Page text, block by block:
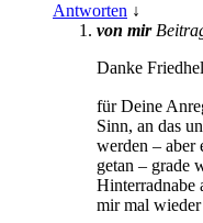
Antworten ↓
von mir
Danke
für Deine
Sinn, an das
werden – aber
getan – grade
Hinterradnabe
mir mal